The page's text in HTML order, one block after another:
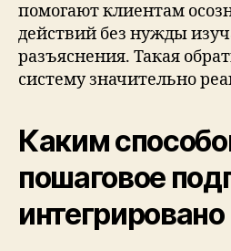
помогают клиентам
действий без нужды
разъяснения. Такая
систему значительно
Каким
пошаговое